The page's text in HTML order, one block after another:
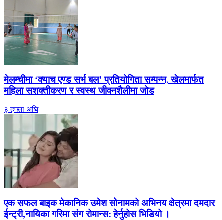
मेलम्चीमा ‘क्याच एण्ड सर्भ बल’ प्रतियोगिता सम्पन्न, खेलमार्फत
महिला सशक्तीकरण र स्वस्थ जीवनशैलीमा जोड
३ हफ्ता अघि
एक सफल बाइक मेकानिक उमेश सोनामको अभिनय क्षेत्रमा दमदार
ईन्ट्री,नायिका गरिमा संग रोमान्स: हेर्नुहोस भिडियो ।